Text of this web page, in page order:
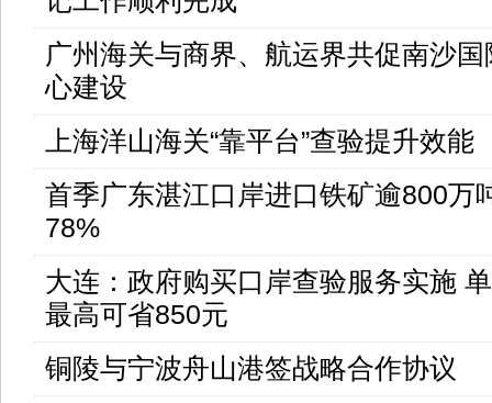
广州海关与商界、航运界共促南沙
心建设
上海洋山海关“靠平台”查验提升效能
首季广东湛江口岸进口铁矿逾800万
78%
大连：政府购买口岸查验服务实施
最高可省850元
铜陵与宁波舟山港签战略合作协议